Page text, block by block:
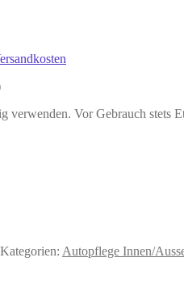
verwenden. Vor Gebrauch stets
Kategorien: Autopflege Innen/